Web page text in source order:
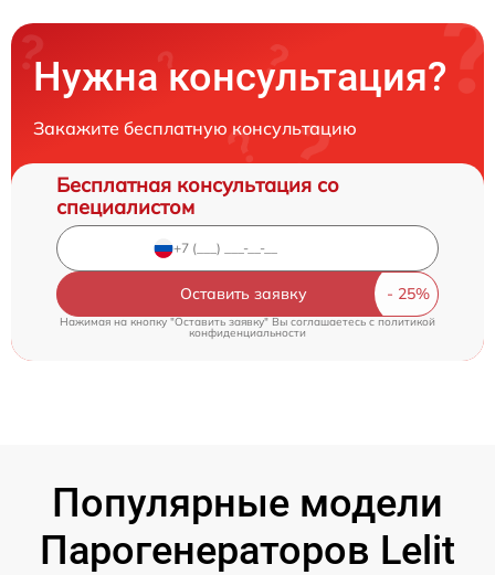
Нужна консультация?
Закажите бесплатную консультацию
Бесплатная консультация со
специалистом
Оставить заявку
Нажимая на кнопку "Оставить заявку" Вы соглашаетесь cполитикой
конфиденциальности
Популярные модели
Парогенераторов Lelit